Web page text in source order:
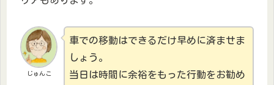
じゅんこ
車での移動はできるだけ早めに済ませま
しょう。
当日は時間に余裕をもった行動をお勧め